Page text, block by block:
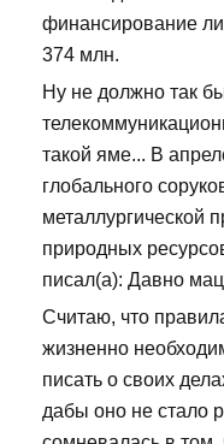
финансирование
374 млн.
Ну не должно так
такой яме... В
глобального
металлургической
природных
писал(а): Давно
Считаю, что
жизненно
писать о своих
дабы оно не стало